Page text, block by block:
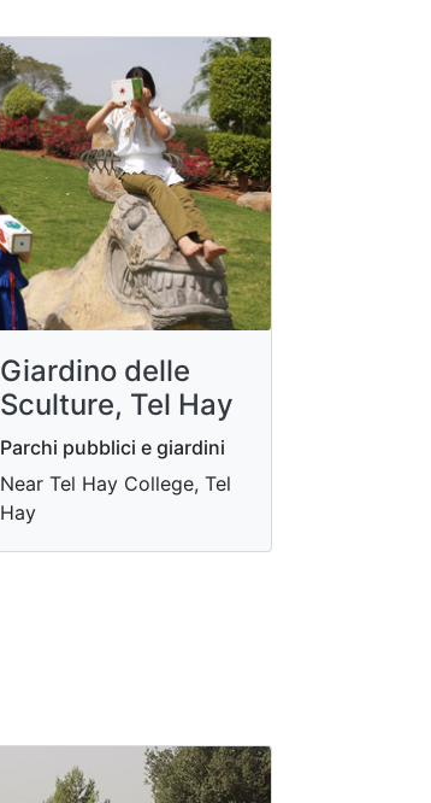
Giardino delle
Sculture, Tel Hay
Parchi pubblici e giardini
Near Tel Hay College, Tel
Hay